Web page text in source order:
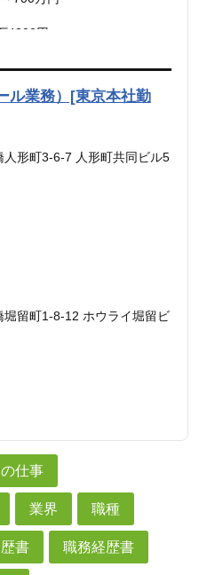
分【7万8,500円〜12万
外労働分についての割増賃
4300円
分【7万円～10万9900
外労働分についての割増賃
ル業務）[東京本社勤
人形町3-6-7 人形町共同ビル5
堀留町1-8-12 ホウライ堀留ビ
仕事
業界 職種
書 職務経歴書